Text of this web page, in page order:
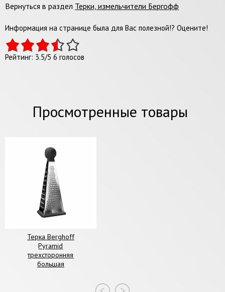
Вернуться в раздел Терки, измельчители Бергофф
Информация на странице была для Вас полезной!? Оцените!
Рейтинг: 3.5/5 6 голосов
Просмотренные товары
Терка Berghoff
Pyramid
трехсторонняя
большая